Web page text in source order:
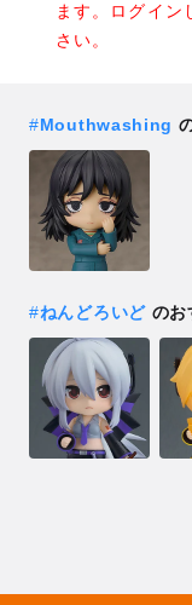
ます。ログイン
さい。
#Mouthwashing
#ねんどろいどのお